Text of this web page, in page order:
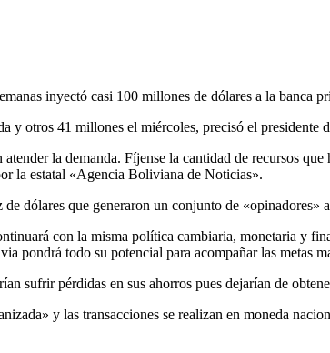
inyectó casi 100 millones de dólares a la banca
y otros 41 millones el miércoles, precisó el
la demanda. Fíjense la cantidad de recursos
la estatal «Agencia Boliviana de Noticias».
dólares que generaron un conjunto de «opinadores»
con la misma política cambiaria, monetaria y
pondrá todo su potencial para acompañar las metas
sufrir pérdidas en sus ahorros pues dejarían de
y las transacciones se realizan en moneda